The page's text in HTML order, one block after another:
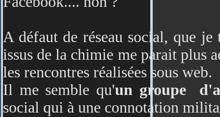
A défaut de réseau social, que
issus de la chimie me parait plus
les rencontres réalisées sous web.
Il me semble qu'un groupe
social qui à une connotation